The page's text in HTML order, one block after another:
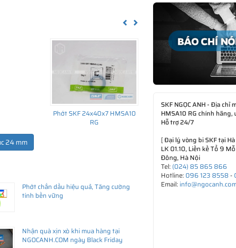
Previous
Phớt SKF 24x40x7 HMSA10
RG
24 mm
Phớt chắn dầu hiệu quả, Tăng cường
tính bền vững
Nhận quà xịn xò khi mua hàng tại
NGOCANH.COM ngày Black Friday
SKF NGỌC ANH - Địa chỉ
HMSA10 RG chính
Hỗ trợ 24/7
[Đại lý vòng bi SKF tại
LK 01.10, Liền kề Tổ 9
Đông, Hà Nội
Tel: (024) 85 865 866
Hotline: 096 123 8558-
Email: